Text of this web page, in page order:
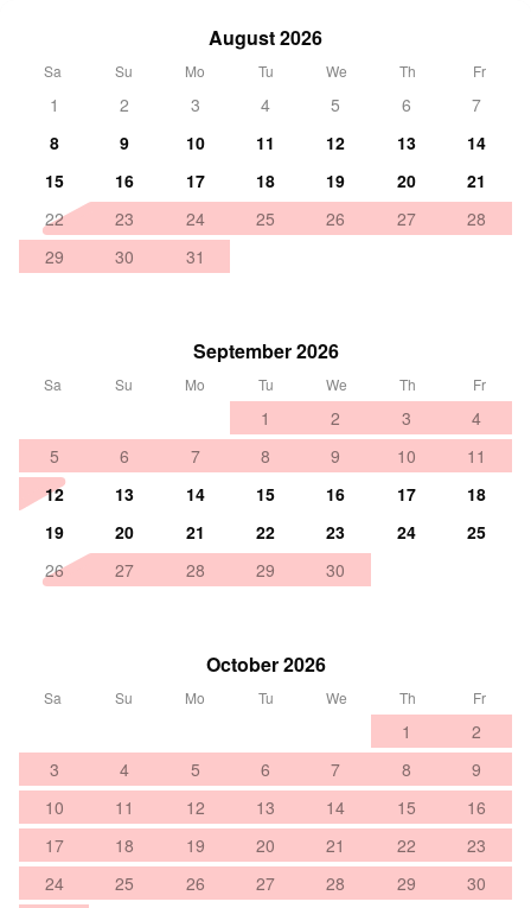
August 2026
Sa Su Mo Tu We Th Fr
1 2 3 4 5 6
7
8
9 10 11 12 13
14
15
16 17 18 19 20
21
22
23 24 25 26 27
28
29
30 31
September 2026
Sa Su Mo Tu We Th Fr
1 2 3
4
5
6 7 8 9 10
11
12
13 14 15 16 17
18
19
20 21 22 23 24
25
26
27 28 29 30
October 2026
Sa Su Mo Tu We Th Fr
1
2
3
4 5 6 7 8
9
10
11 12 13 14 15
16
17
18 19 20 21 22
23
24
25 26 27 28 29
30